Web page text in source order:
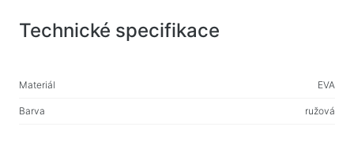
Zdroj
Počítačové skříně
Technické specifikace
Materiál EVA
Barva ružová